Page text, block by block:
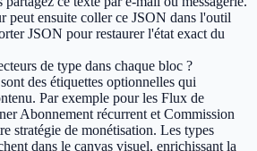
peut ensuite coller ce JSON dans l'outil
JSON pour restaurer l'état exact du
de type dans chaque bloc ?
des étiquettes optionnelles qui
Par exemple pour les Flux de
Abonnement récurrent et Commission
stratégie de monétisation. Les types
dans le canvas visuel, enrichissant la